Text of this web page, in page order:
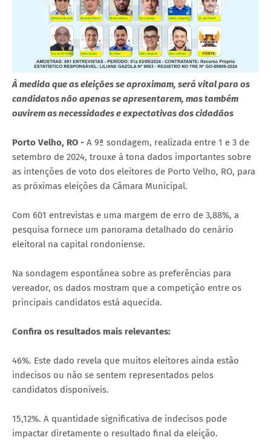
À medida que as eleições se aproximam, será vital para os
candidatos não apenas se apresentarem, mas também
ouvirem as necessidades e expectativas dos cidadãos
Porto Velho, RO - A 9ª sondagem, realizada entre 1 e 3 de
setembro de 2024, trouxe à tona dados importantes sobre
as intenções de voto dos eleitores de Porto Velho, RO, para
as próximas eleições da Câmara Municipal.
Com 601 entrevistas e uma margem de erro de 3,88%, a
pesquisa fornece um panorama detalhado do cenário
eleitoral na capital rondoniense.
Na sondagem espontânea sobre as preferências para
vereador, os dados mostram que a competição entre os
principais candidatos está aquecida.
Confira os resultados mais relevantes:
46%. Este dado revela que muitos eleitores ainda estão
indecisos ou não se sentem representados pelos
candidatos disponíveis.
15,12%. A quantidade significativa de indecisos pode
impactar diretamente o resultado final da eleição.